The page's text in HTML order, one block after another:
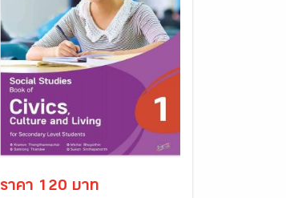
ราคา 120 บาท